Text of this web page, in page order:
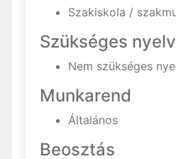
Szakiskola /
Szükséges
Nem szükséges
Munkarend
Általános
Beosztás